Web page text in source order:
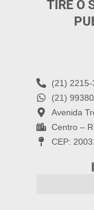
TIRE O
(21)
(21)
Avenida
Centro –
CEP: